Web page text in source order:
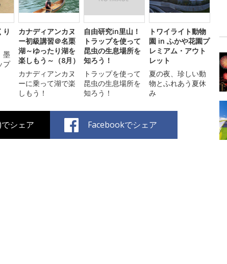
り
墨
プ
カナディアンカヌ
ー初級講習＠名栗
湖～ゆったり湖を
楽しもう～（8月）
カナディアンカヌ
ーに乗って湖で楽
しもう！
自由研究in里山！
トラップを使って
昆虫の生息場所を
知ろう！
トラップを使って
昆虫の生息場所を
知ろう！
トワイライト動物
園 in ふかや花園プ
レミアム・アウト
レット
夏の夜、珍しい動
物とふれあう夏休
み
シェア Facebookでシェア